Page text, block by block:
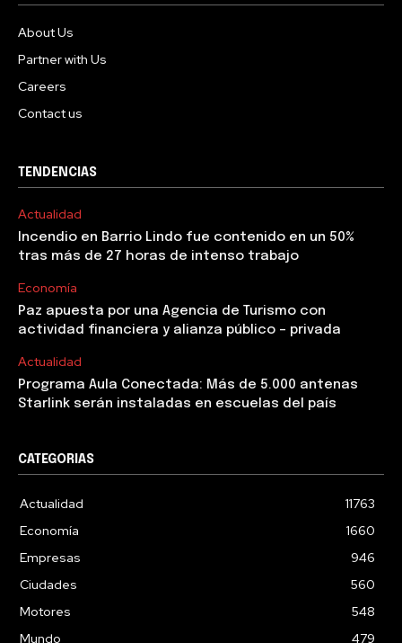
About Us
Partner with Us
Careers
Contact us
TENDENCIAS
Actualidad
Incendio en Barrio Lindo fue contenido en un 50%
tras más de 27 horas de intenso trabajo
Economía
Paz apuesta por una Agencia de Turismo con
actividad financiera y alianza público – privada
Actualidad
Programa Aula Conectada: Más de 5.000 antenas
Starlink serán instaladas en escuelas del país
CATEGORIAS
Actualidad
11763
Economía
1660
Empresas
946
Ciudades
560
Motores
548
Mundo
479